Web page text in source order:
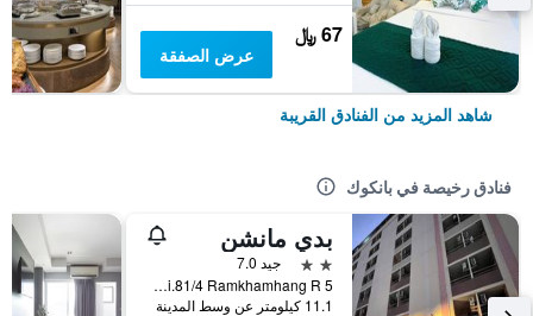
67 ﷼
عرض الصفقة
شاهد المزيد من الفنادق القريبة
فنادق رخيصة في بانكوك
بدي مانشن
2 نجمتين
جيد 7.0
5 Soi.81/4 Ramkhamhang R., بانكوك, تايلاند
11.1 كيلومتر عن وسط المدينة